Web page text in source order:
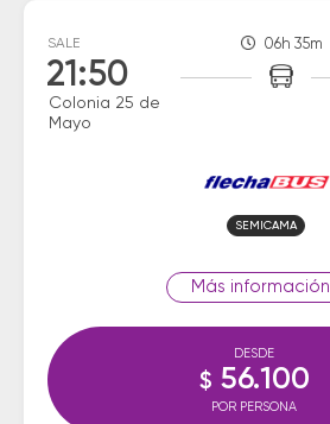
SALE
21:50
Colonia 25 de
Mayo
06h 35m
SEMICAMA
información
DESDE
$ 56.100
POR PERSONA